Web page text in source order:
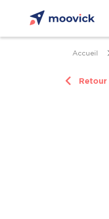
Accueil
Retour